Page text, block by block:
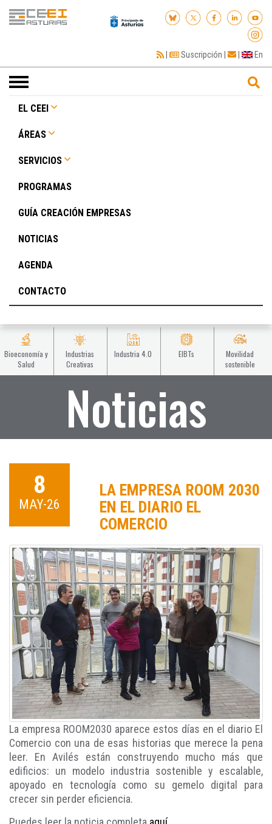
| Suscripción | | En
Toggle
navigation
EL CEEI
ÁREAS
SERVICIOS
PROGRAMAS
GUÍA CREACIÓN EMPRESAS
NOTICIAS
AGENDA
CONTACTO
Bioeconomía y
Salud
Industrias
Creativas
Industria 4.0 EIBTs
Movilidad
sostenible
Noticias
8
MAY-26
LA EMPRESA ROOM 2030
EN EL DIARIO EL
COMERCIO
La empresa ROOM2030 aparece estos días en el diario El
Comercio con una de esas historias que merece la pena
leer. En Avilés están construyendo mucho más que
edificios: un modelo industria sostenible y escalable,
apoyado en tecnología como su gemelo digital para
crecer sin perder eficiencia.